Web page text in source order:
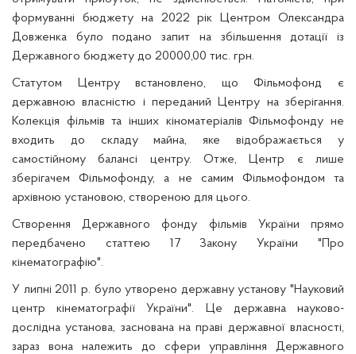
формуванні бюджету на 2022 рік Центром Олександра
Довженка було подано запит на збільшення дотації із
Державного бюджету до 20000,00 тис. грн.
Статутом Центру встановлено, що Фільмофонд є
державною власністю і переданий Центру на зберігання.
Колекція фільмів та інших кіноматеріалів Фільмофонду не
входить до складу майна, яке відображається у
самостійному балансі центру. Отже, Центр є лише
зберігачем Фільмофонду, а не самим Фільмофондом та
архівною установою, створеною для цього.
Створення Державного фонду фільмів України прямо
передбачено статтею 17 Закону України "Про
кінематографію".
У липні 2011 р. було утворено державну установу "Науковий
центр кінематографії України". Це державна науково-
дослідна установа, заснована на праві державної власності,
зараз вона належить до сфери управління Державного